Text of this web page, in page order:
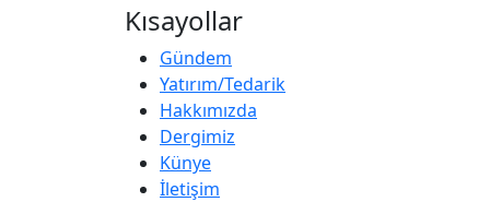
Kısayollar
Gündem
Yatırım/Tedarik
Hakkımızda
Dergimiz
Künye
İletişim